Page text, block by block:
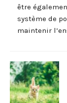
être
système de
maintenir